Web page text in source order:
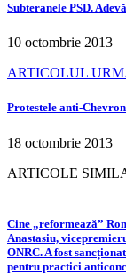
Subteranele PSD.
10 octombrie 2013
ARTICOLUL
Protestele anti-
18 octombrie 2013
ARTICOLE
Cine „reformează”
Anastasiu,
ONRC. A fost
pentru practici